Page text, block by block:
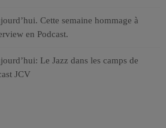
Cette semaine hommage à
en Podcast.
Le Jazz dans les camps de
JCV